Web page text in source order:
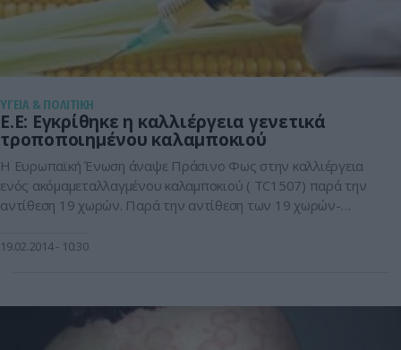
ΥΓΕΙΑ & ΠΟΛΙΤΙΚΗ
E.E: Εγκρίθηκε η καλλιέργεια γενετικά
τροποποιημένου καλαμποκιού
Η Ευρωπαϊκή Ένωση άναψε Πράσινο Φως στην καλλιέργεια
ενός ακόμαμεταλλαγμένου καλαμποκιού ( TC1507) παρά την
αντίθεση 19 χωρών. Παρά την αντίθεση των 19 χωρών-
αμερικανικής εταιρείας Pioneer θα επιτρέπεται το να
που εναντιώνονταν στη αδειδότηση […]
19.02.2014 10:30